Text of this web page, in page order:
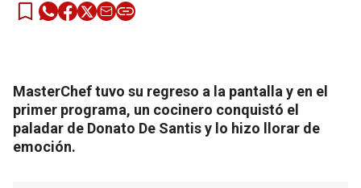
MasterChef tuvo su regreso a la pantalla y en el
primer programa, un cocinero conquistó el
paladar de Donato De Santis y lo hizo llorar de
emoción.